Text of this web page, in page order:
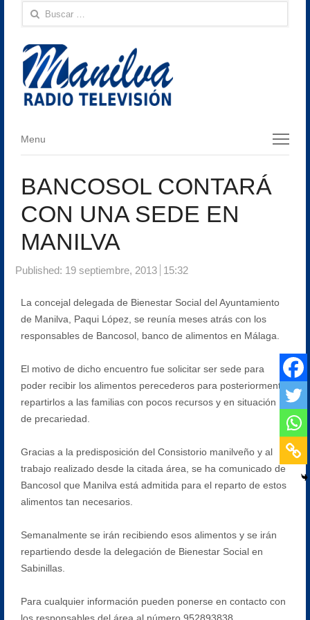
Buscar:
Menu
Menu
BANCOSOL CONTARÁ
CON UNA SEDE EN
MANILVA
Published: 19 septiembre, 2013 15:32
La concejal delegada de Bienestar Social del Ayuntamiento
de Manilva, Paqui López, se reunía meses atrás con los
responsables de Bancosol, banco de alimentos en Málaga.
El motivo de dicho encuentro fue solicitar ser sede para
poder recibir los alimentos perecederos para posteriormente
repartirlos a las familias con pocos recursos y en situación
de precariedad.
Gracias a la predisposición del Consistorio manilveño y al
trabajo realizado desde la citada área, se ha comunicado de
Bancosol que Manilva está admitida para el reparto de estos
alimentos tan necesarios.
Semanalmente se irán recibiendo esos alimentos y se irán
repartiendo desde la delegación de Bienestar Social en
Sabinillas.
Para cualquier información pueden ponerse en contacto con